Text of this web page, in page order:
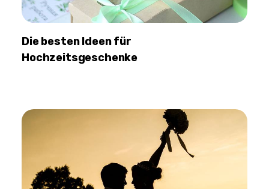
Die besten Ideen für
Hochzeitsgeschenke